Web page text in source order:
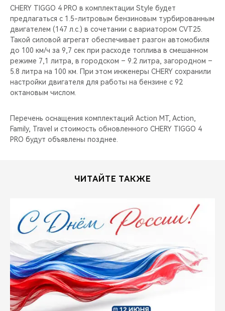
CHERY TIGGO 4 PRO в комплектации Style будет
предлагаться с 1.5-литровым бензиновым турбированным
двигателем (147 л.с.) в сочетании с вариатором CVT25.
Такой силовой агрегат обеспечивает разгон автомобиля
до 100 км/ч за 9,7 сек при расходе топлива в смешанном
режиме 7,1 литра, в городском – 9.2 литра, загородном –
5.8 литра на 100 км. При этом инженеры CHERY сохранили
настройки двигателя для работы на бензине с 92
октановым числом.
Перечень оснащения комплектаций Action MT, Action,
Family, Travel и стоимость обновленного CHERY TIGGO 4
PRO будут объявлены позднее.
ЧИТАЙТЕ ТАКЖЕ